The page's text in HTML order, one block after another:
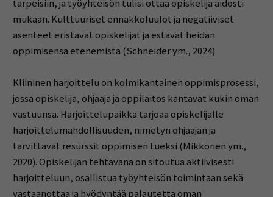
tarpeisiin, ja työyhteisön tulisi ottaa opiskelija aidosti
mukaan. Kulttuuriset ennakkoluulot ja negatiiviset
asenteet eristävät opiskelijat ja estävät heidän
oppimisensa etenemistä (Schneider ym., 2024)
Kliininen harjoittelu on kolmikantainen oppimisprosessi,
jossa opiskelija, ohjaaja ja oppilaitos kantavat kukin oman
vastuunsa. Harjoittelupaikka tarjoaa opiskelijalle
harjoittelumahdollisuuden, nimetyn ohjaajan ja
tarvittavat resurssit oppimisen tueksi (Mikkonen ym.,
2020). Opiskelijan tehtävänä on sitoutua aktiivisesti
harjoitteluun, osallistua työyhteisön toimintaan sekä
vastaanottaa ja hyödyntää palautetta oman